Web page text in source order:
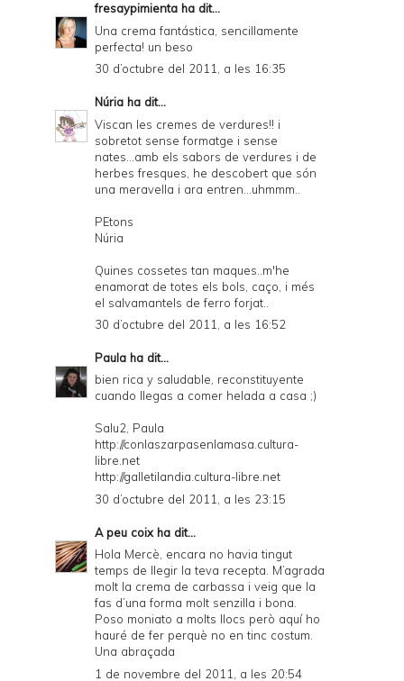
fresaypimienta ha dit...
Una crema fantástica, sencillamente
perfecta! un beso
30 d’octubre del 2011, a les 16:35
Núria ha dit...
Viscan les cremes de verdures!! i
sobretot sense formatge i sense
nates...amb els sabors de verdures i de
herbes fresques, he descobert que són
una meravella i ara entren...uhmmm..
PEtons
Núria
Quines cossetes tan maques..m'he
enamorat de totes els bols, caço, i més
el salvamantels de ferro forjat..
30 d’octubre del 2011, a les 16:52
Paula ha dit...
bien rica y saludable, reconstituyente
cuando llegas a comer helada a casa ;)
Salu2, Paula
http://conlaszarpasenlamasa.cultura-
libre.net
http://galletilandia.cultura-libre.net
30 d’octubre del 2011, a les 23:15
A peu coix ha dit...
Hola Mercè, encara no havia tingut
temps de llegir la teva recepta. M’agrada
molt la crema de carbassa i veig que la
fas d’una forma molt senzilla i bona.
Poso moniato a molts llocs però aquí ho
hauré de fer perquè no en tinc costum.
Una abraçada
1 de novembre del 2011, a les 20:54